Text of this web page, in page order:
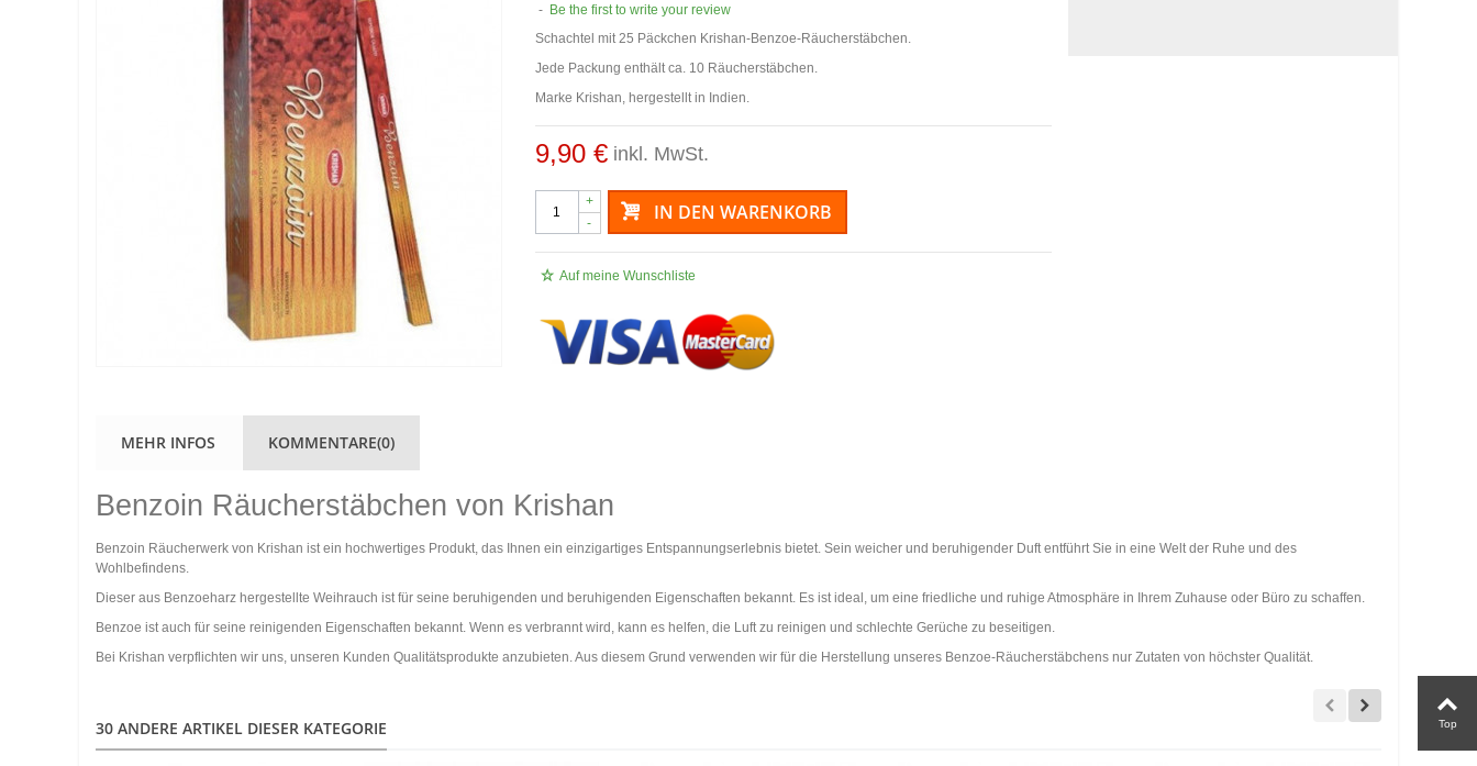
- Be the first to write your review
Schachtel mit 25 Päckchen Krishan-Benzoe-Räucherstäbchen.
Jede Packung enthält ca. 10 Räucherstäbchen.
Marke Krishan, hergestellt in Indien.
9,90 € inkl. MwSt.
-
+ IN DEN WARENKORB
Auf meine Wunschliste
MEHR INFOS KOMMENTARE(0)
Benzoin Räucherstäbchen von Krishan
Benzoin Räucherwerk von Krishan ist ein hochwertiges Produkt, das Ihnen ein einzigartiges Entspannungserlebnis bietet. Sein weicher und beruhigender Duft entführt Sie in eine Welt der Ruhe und des
Wohlbefindens.
Dieser aus Benzoeharz hergestellte Weihrauch ist für seine beruhigenden und beruhigenden Eigenschaften bekannt. Es ist ideal, um eine friedliche und ruhige Atmosphäre in Ihrem Zuhause oder Büro zu schaffen.
Benzoe ist auch für seine reinigenden Eigenschaften bekannt. Wenn es verbrannt wird, kann es helfen, die Luft zu reinigen und schlechte Gerüche zu beseitigen.
Bei Krishan verpflichten wir uns, unseren Kunden Qualitätsprodukte anzubieten. Aus diesem Grund verwenden wir für die Herstellung unseres Benzoe-Räucherstäbchens nur Zutaten von höchster Qualität.
30 ANDERE ARTIKEL DIESER KATEGORIE Top